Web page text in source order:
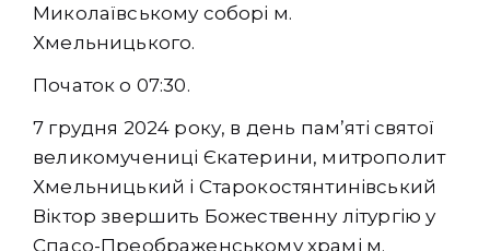
Миколаївському соборі м.
Хмельницького.
Початок о 07:30.
7 грудня 2024 року, в день памʼяті святої
великомучениці Єкатерини, митрополит
Хмельницький і Старокостянтинівський
Віктор звершить Божественну літургію у
Спасо-Преображенському храмі м.